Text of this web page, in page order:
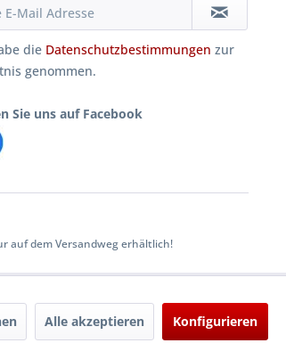
die Datenschutzbestimmungen zur
genommen.
Sie uns auf Facebook
auf dem Versandweg erhältlich!
Alle akzeptieren Konfigurieren